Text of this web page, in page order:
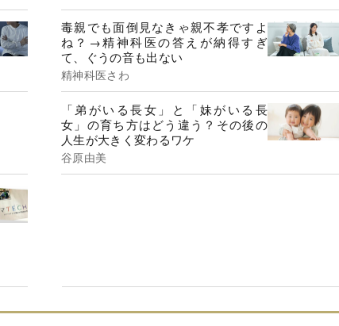
毒親でも面倒見なきゃ親不孝ですよ
ね？→精神科医の答えが納得すぎ
て、ぐうの音も出ない
精神科医さわ
「弟がいる長女」と「妹がいる長
女」の育ち方はどう違う？その後の
人生が大きく変わるワケ
谷原由美